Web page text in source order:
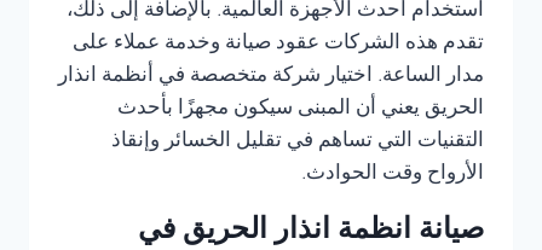
استخدام أحدث الأجهزة العالمية. بالإضافة إلى ذلك،
تقدم هذه الشركات عقود صيانة وخدمة عملاء على
مدار الساعة. اختيار شركة متخصصة في أنظمة انذار
الحريق يعني أن المبنى سيكون مجهزًا بأحدث
التقنيات التي تساهم في تقليل الخسائر وإنقاذ
الأرواح وقت الحوادث.
صيانة انظمة انذار الحريق في